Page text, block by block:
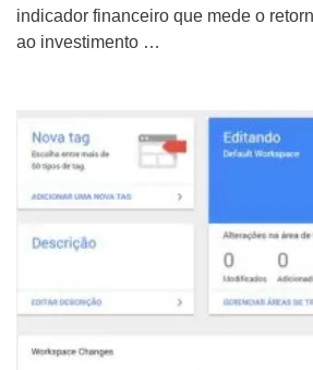
indicador financeiro que mede o
ao investimento …